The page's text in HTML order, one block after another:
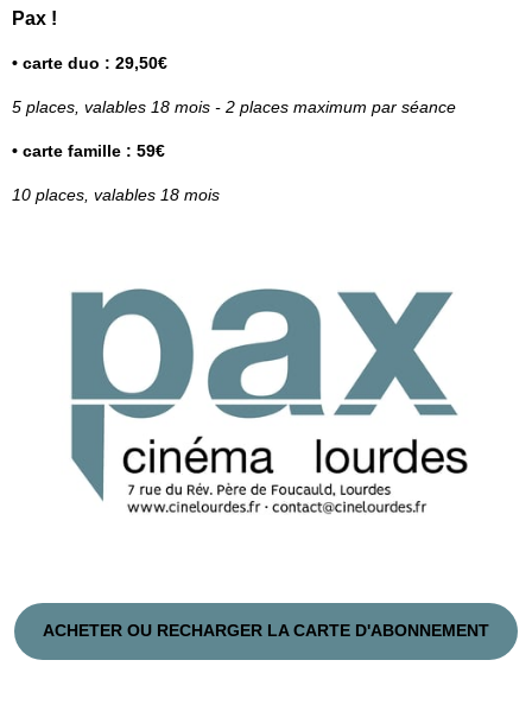
Pax !
• carte duo : 29,50€
5 places, valables 18 mois - 2 places maximum par séance
• carte famille : 59€
10 places, valables 18 mois
ACHETER OU RECHARGER LA CARTE D'ABONNEMENT